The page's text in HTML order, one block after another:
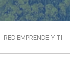
RED EMPRENDE Y